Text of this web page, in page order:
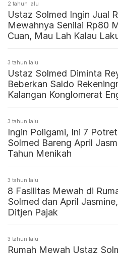
2 tahun lalu
Ustaz Solmed Ingin Jual
Mewahnya Senilai Rp80
Cuan, Mau Lah Kalau
3 tahun lalu
Ustaz Solmed Diminta
Beberkan Saldo
Kalangan Konglomerat
3 tahun lalu
Ingin Poligami, Ini 7
Solmed Bareng April
Tahun Menikah
3 tahun lalu
8 Fasilitas Mewah di
Solmed dan April
Ditjen Pajak
3 tahun lalu
Rumah Mewah Ustaz